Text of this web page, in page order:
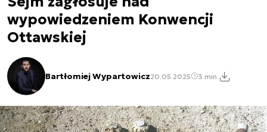
wypowiedzeniem Konwencji
Ottawskiej
Bartłomiej Wypartowicz20.05.2025 3 min.